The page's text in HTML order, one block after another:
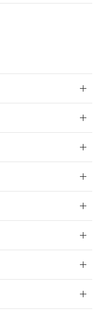
いて、当社
準）
を証明す
ステル類４
の期間は出
とから備考
た。
替を完了